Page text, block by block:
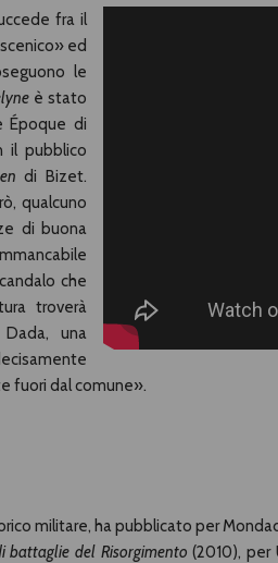
fra il
ed
le
è stato
Époque di
il pubblico
di Bizet.
qualcuno
di buona
che
troverà
una
fuori dal comune».
militare, ha pubblicato per
battaglie del Risorgimento (2010), per